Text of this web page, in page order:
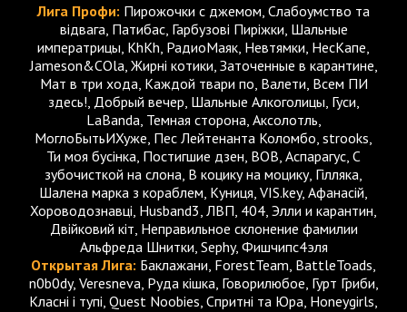
Лига Профи: Пирожочки с джемом, Слабоумство та
відвага, Патибас, Гарбузові Пиріжки, Шальные
императрицы, KhKh, РадиоМаяк, Невтямки, НесКапе,
Jameson&COla, Жирні котики, Заточенные в карантине,
Мат в три хода, Каждой твари по, Валети, Всем ПИ
здесь!, Добрый вечер, Шальные Алкоголицы, Гуси,
LaBanda, Темная сторона, Аксолотль,
МоглоБытьИХуже, Пес Лейтенанта Коломбо, strooks,
Ти моя бусінка, Постигшие дзен, BOB, Аспарагус, С
зубочисткой на слона, В коцику на моцику, Гiлляка,
Шалена марка з кораблем, Куниця, VIS.key, Афанасій,
Хороводознавці, Husband3, ЛВП, 404, Элли и карантин,
Двійковий кіт, Неправильное склонение фамилии
Альфреда Шнитки, Sephy, Фишчипс4эля
Открытая Лига: Баклажани, ForestTeam, BattleToads,
n0b0dy, Veresneva, Руда кішка, Говорилюбое, Гурт Гриби,
Класні і тупі, Quest Noobies, Спритні та Юра, Honeygirls,